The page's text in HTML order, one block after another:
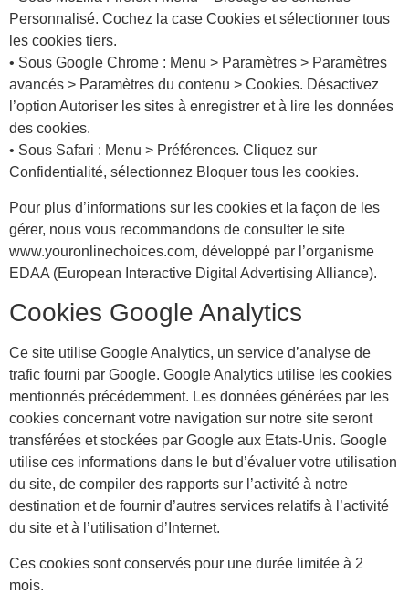
Personnalisé. Cochez la case Cookies et sélectionner tous
les cookies tiers.
• Sous Google Chrome : Menu > Paramètres > Paramètres
avancés > Paramètres du contenu > Cookies. Désactivez
l’option Autoriser les sites à enregistrer et à lire les données
des cookies.
• Sous Safari : Menu > Préférences. Cliquez sur
Confidentialité, sélectionnez Bloquer tous les cookies.
Pour plus d’informations sur les cookies et la façon de les
gérer, nous vous recommandons de consulter le site
www.youronlinechoices.com, développé par l’organisme
EDAA (European Interactive Digital Advertising Alliance).
Cookies Google Analytics
Ce site utilise Google Analytics, un service d’analyse de
trafic fourni par Google. Google Analytics utilise les cookies
mentionnés précédemment. Les données générées par les
cookies concernant votre navigation sur notre site seront
transférées et stockées par Google aux Etats-Unis. Google
utilise ces informations dans le but d’évaluer votre utilisation
du site, de compiler des rapports sur l’activité à notre
destination et de fournir d’autres services relatifs à l’activité
du site et à l’utilisation d’Internet.
Ces cookies sont conservés pour une durée limitée à 2
mois.